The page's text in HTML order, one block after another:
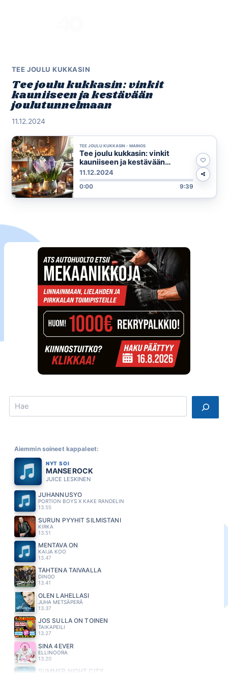
TEE JOULU KUKKASIN
Tee joulu kukkasin: vinkit
kauniiseen ja kestävään
joulutunnelmaan
11.12.2024
TEE JOULU KUKKASIN - MAINOS
Tee joulu kukkasin: vinkit
kauniiseen ja kestävään
joulutunnelmaan
11.12.2024
0:00 9:39
Search
Aiemmin soineet kappaleet:
NYT SOI
MANSEROCK
JUICE LESKINEN
JUHANNUSYÖ
PORTION BOYS X KAKE RANDELIN
13.55
SURUN PYYHIT SILMISTÄNI
KIRKA
13.51
MENTÄVÄ ON
KAIJA KOO
13.47
TÄHTENÄ TAIVAALLA
DINGO
13.41
OLEN LÄHELLÄSI
JUHA METSÄPERÄ
13.37
JOS SULLA ON TOINEN
TAIKAPEILI
13.27
SINÄ 4EVER
ELLINOORA
13.20
SUMMER NIGHT CITY